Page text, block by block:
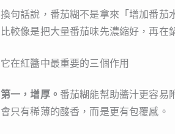
換句話說，番茄糊不是拿來「增加番茄
比較像是把大量番茄味先濃縮好，再在
它在紅醬中最重要的三個作用
第一，增厚。 番茄糊能幫助醬汁更容易
會只有稀薄的酸香，而是更有包覆感。